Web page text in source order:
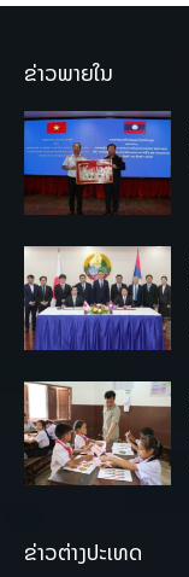
ຂ່າວພາຍໃນ
ຂ່າວຕ່າງປະເທດ